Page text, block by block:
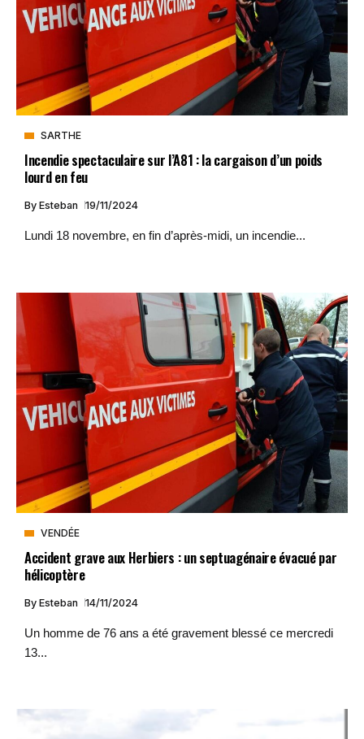
SARTHE
Incendie spectaculaire sur l’A81 : la cargaison d’un poids
lourd en feu
By Esteban 19/11/2024
Lundi 18 novembre, en fin d’après-midi, un incendie...
VENDÉE
Accident grave aux Herbiers : un septuagénaire évacué par
hélicoptère
By Esteban 14/11/2024
Un homme de 76 ans a été gravement blessé ce mercredi
13...